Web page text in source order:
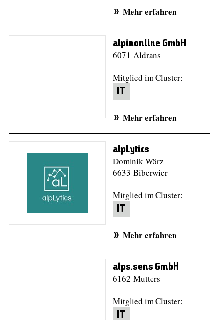
Mehr erfahren
alpinonline GmbH
6071 Aldrans
Mitglied im Cluster:
IT
Mehr erfahren
alpLytics
Dominik Wörz
6633 Biberwier
Mitglied im Cluster:
IT
Mehr erfahren
alps.sens GmbH
6162 Mutters
Mitglied im Cluster:
IT